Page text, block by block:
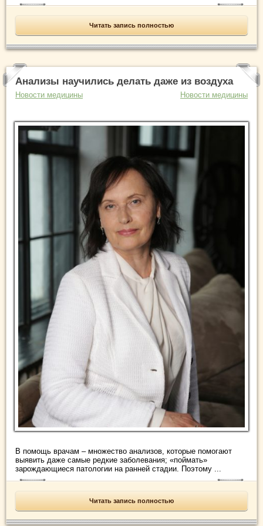
Читать запись полностью
Анализы научились делать даже из воздуха
Новости медицины Новости медицины
В помощь врачам – множество анализов, которые помогают
выявить даже самые редкие заболевания; «поймать»
зарождающиеся патологии на ранней стадии. Поэтому ...
Читать запись полностью